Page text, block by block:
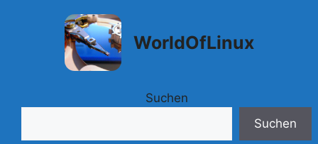
WorldOfLinux
Suchen
Suchen